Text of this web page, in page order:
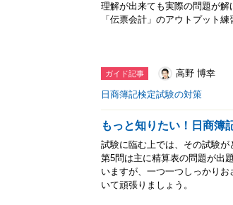
理解が出来ても実際の問題が
「伝票会計」のアウトプット練
ガイド記事
高野 博幸
日商簿記検定試験の対策
もっと知りたい！日商簿
試験に臨む上では、その試験が
第5問は主に精算表の問題が出
いますが、一つ一つしっかり
いて頑張りましょう。